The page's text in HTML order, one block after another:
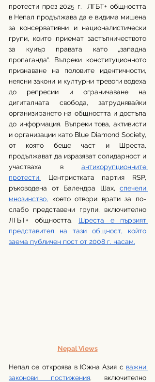
протести през 2025 г.  ЛГБТ+ общността
в Непал продължава да е видима мишена
за консервативни и националистически
групи, които приемат застъпничеството
за куиър правата като „западна
пропаганда“. Въпреки конституционното
признаване на половитe идентичности,
неясни закони и културни тревоги водеха
до репресии и ограничаване на
дигиталната свобода, затруднявайки
организирането на общността и достъпа
до информация. Въпреки това, активисти
и организации като Blue Diamond Society,
от която беше част и Шреста,
продължават да изразяват солидарност и
участваха в антикорупционните
протести. Центристката партия RSP,
ръководена от Балендра Шах, спечели
мнозинство, което отвори врати за по-
слабо представени групи, включително
ЛГБТ+ общността. Шреста е първият
представител на тази общност, който
заема публичен пост от 2008 г. насам.
Nepal Views
Непал се откроява в Южна Азия с важни
законови постижения, включително